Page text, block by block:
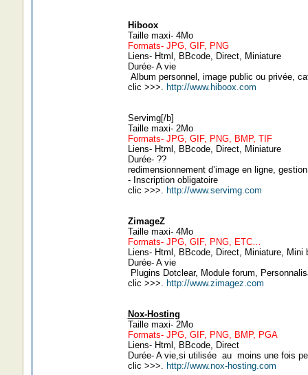
Hiboox
Taille maxi- 4Mo
Formats- JPG, GIF, PNG
Liens- Html, BBcode, Direct, Miniature
Durée- A vie
Album personnel, image public ou privée,
clic >>>. http://www.hiboox.com
Servimg[/b]
Taille maxi- 2Mo
Formats- JPG, GIF, PNG, BMP, TIF
Liens- Html, BBcode, Direct, Miniature
Durée- ??
redimensionnement d’image en ligne,
- Inscription obligatoire
clic >>>. http://www.servimg.com
ZimageZ
Taille maxi- 4Mo
Formats- JPG, GIF, PNG, ETC…
Liens- Html, BBcode, Direct, Miniature, Mini
Durée- A vie
Plugins Dotclear, Module forum,
clic >>>. http://www.zimagez.com
Nox-Hosting
Taille maxi- 2Mo
Formats- JPG, GIF, PNG, BMP, PGA
Liens- Html, BBcode, Direct
Durée- A vie,si utilisée au moins une fois
clic >>>. http://www.nox-hosting.com